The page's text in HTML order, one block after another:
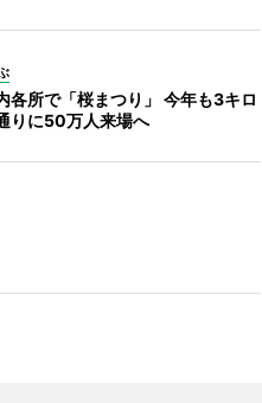
各所で「桜まつり」 今年も3キロ
りに50万人来場へ